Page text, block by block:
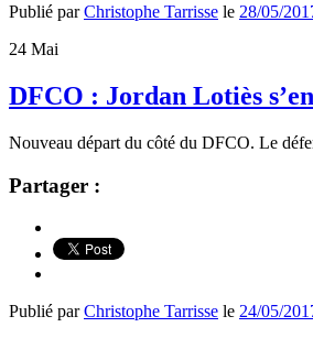
Publié parChristophe Tarrisse le 28/05/
24 Mai
DFCO : Jordan Lotiès
Nouveau départ du côté du DFCO. Le
Partager :
Publié parChristophe Tarrisse le 24/05/